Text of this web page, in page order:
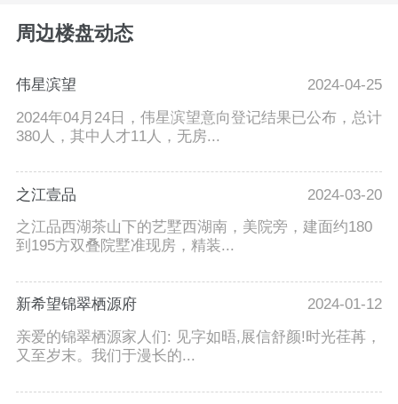
周边楼盘动态
伟星滨望
2024-04-25
2024年04月24日，伟星滨望意向登记结果已公布，总计
380人，其中人才11人，无房...
之江壹品
2024-03-20
之江品西湖茶山下的艺墅西湖南，美院旁，建面约180
到195方双叠院墅准现房，精装...
新希望锦翠栖源府
2024-01-12
亲爱的锦翠栖源家人们: 见字如晤,展信舒颜!时光荏苒，
又至岁末。我们于漫长的...